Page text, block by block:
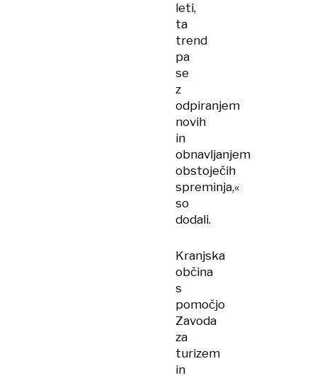
leti,
ta
trend
pa
se
z
odpiranjem
novih
in
obnavljanjem
obstoječih
spreminja,«
so
dodali.
Kranjska
občina
s
pomočjo
Zavoda
za
turizem
in